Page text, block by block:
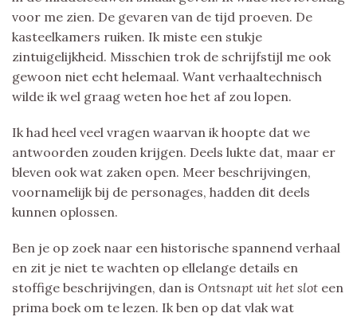
voor me zien. De gevaren van de tijd proeven. De
kasteelkamers ruiken. Ik miste een stukje
zintuigelijkheid. Misschien trok de schrijfstijl me ook
gewoon niet echt helemaal. Want verhaaltechnisch
wilde ik wel graag weten hoe het af zou lopen.
Ik had heel veel vragen waarvan ik hoopte dat we
antwoorden zouden krijgen. Deels lukte dat, maar er
bleven ook wat zaken open. Meer beschrijvingen,
voornamelijk bij de personages, hadden dit deels
kunnen oplossen.
Ben je op zoek naar een historische spannend verhaal
en zit je niet te wachten op ellelange details en
stoffige beschrijvingen, dan is Ontsnapt uit het slot een
prima boek om te lezen. Ik ben op dat vlak wat